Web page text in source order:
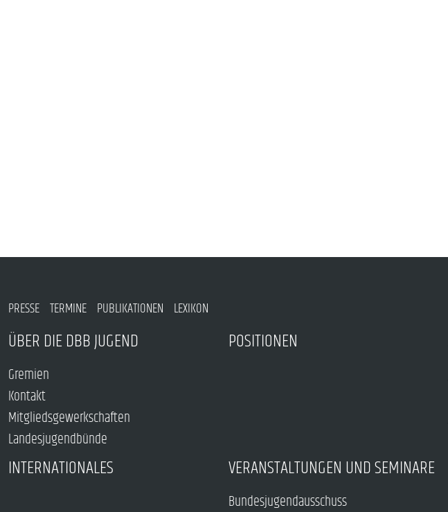
PRESSE TERMINE PUBLIKATIONEN LEXIKON
ÜBER DIE DBB JUGEND
Gremien
Kontakt
Mitgliedsgewerkschaften
Landesjugendbünde
POSITIONEN
INTERNATIONALES VERANSTALTUNGEN UND SEMINARE
Bundesjugendausschuss